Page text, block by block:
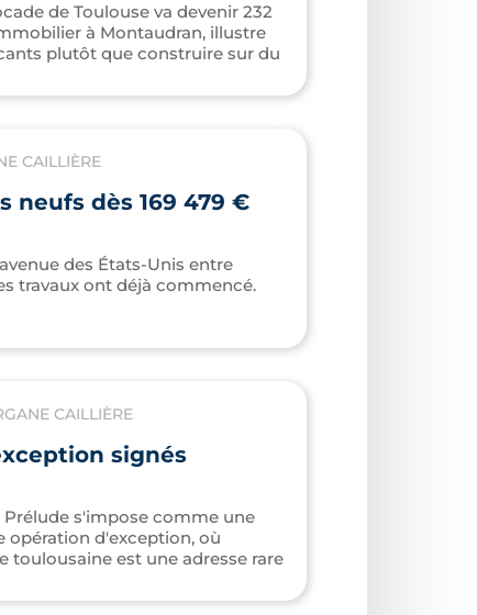
de Toulouse va devenir 232
à Montaudran, illustre
plutôt que construire sur du
CAILLIÈRE
neufs dès 169 479 €
des États-Unis entre
travaux ont déjà commencé.
CAILLIÈRE
signés
s'impose comme une
opération d'exception, où
est une adresse rare